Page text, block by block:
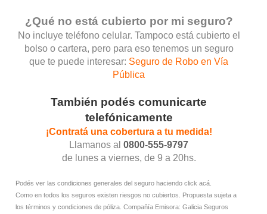
¿Qué no está cubierto por mi seguro?
No incluye teléfono celular. Tampoco está cubierto el
bolso o cartera, pero para eso tenemos un seguro
que te puede interesar: Seguro de Robo en Vía
Pública
También podés comunicarte
telefónicamente
¡Contratá una cobertura a tu medida!
Llamanos al0800-555-9797
de lunes a viernes, de 9 a 20hs.
Podés ver las condiciones generales del seguro haciendo click acá
Como en todos los seguros existen riesgos no cubiertos. Propuesta sujeta a
los términos y condiciones de póliza. Compañía Emisora: Galicia Seguros